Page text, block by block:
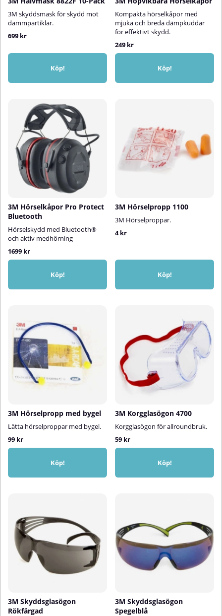
3M skyddsmask för skydd mot
dammpartiklar.
699 kr
Köp!
Kompakta hörselkåpor med
mjuka och breda dämpkuddar
för effektivt skydd.
249 kr
Köp!
3M Hörselkåpor Pro Protect
Bluetooth
Hörselskydd med Bluetooth®
och aktiv medhörning
1699 kr
Köp!
3M Hörselpropp 1100
3M Hörselproppar.
4 kr
Köp!
3M Hörselpropp med bygel
Lätta hörselproppar med bygel.
99 kr
Köp!
3M Korgglasögon 4700
Korgglasögon för allroundbruk.
59 kr
Köp!
3M Skyddsglasögon
Rökfärgad
3M Skyddsglasögon
Spegelblå